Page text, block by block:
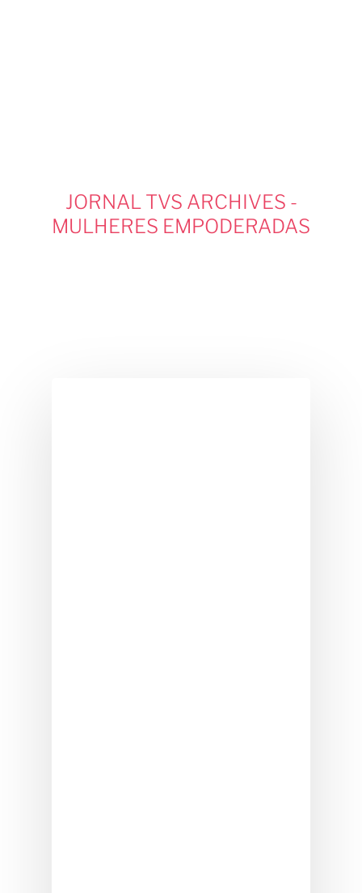
JORNAL TVS ARCHIVES -
MULHERES EMPODERADAS